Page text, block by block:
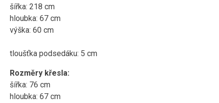
šířka: 218 cm
hloubka: 67 cm
výška: 60 cm
tloušťka podsedáku: 5 cm
Rozměry křesla:
šířka: 76 cm
hloubka: 67 cm